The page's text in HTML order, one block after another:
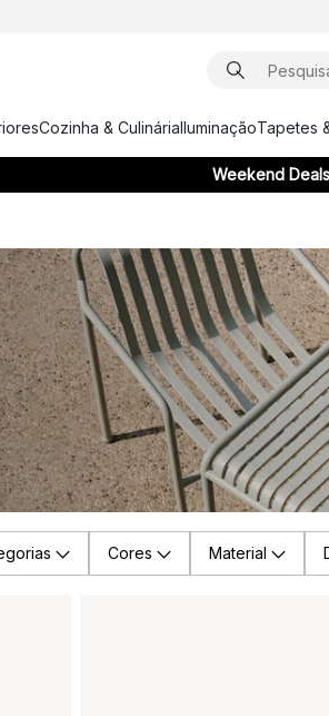
Cozinha & CulináriaIluminaçãoTapetes
Weekend
Cores Material